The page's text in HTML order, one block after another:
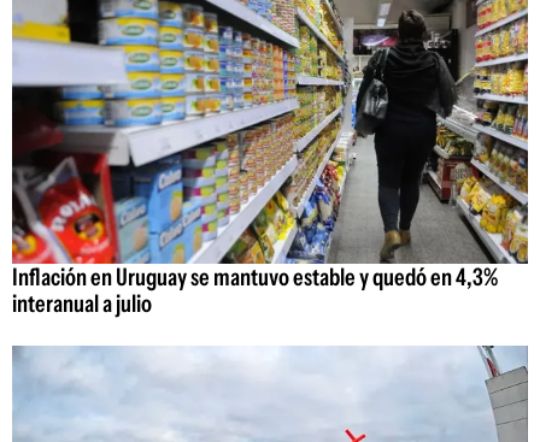
Inflación en Uruguay se mantuvo estable y quedó en 4,3%
interanual a julio